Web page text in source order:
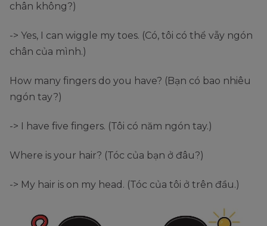
chân không?)
-> Yes, I can wiggle my toes. (Có, tôi có thể vẫy ngón
chân của mình.)
How many fingers do you have? (Bạn có bao nhiêu
ngón tay?)
-> I have five fingers. (Tôi có năm ngón tay.)
Where is your hair? (Tóc của bạn ở đâu?)
-> My hair is on my head. (Tóc của tôi ở trên đầu.)